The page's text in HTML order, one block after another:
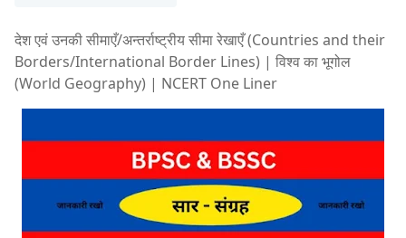
देश एवं उनकी सीमाएँ/अन्तर्राष्ट्रीय सीमा रेखाएँ (Countries and their
Borders/International Border Lines) | विश्व का भूगोल
(World Geography) | NCERT One Liner